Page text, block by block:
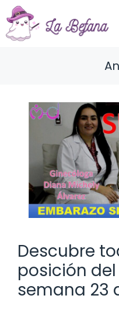
Saltar
al
contenido
Descubre
posición
semana 23